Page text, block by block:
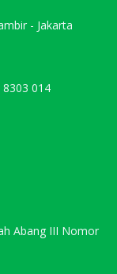
- Jakarta
014
Abang III Nomor